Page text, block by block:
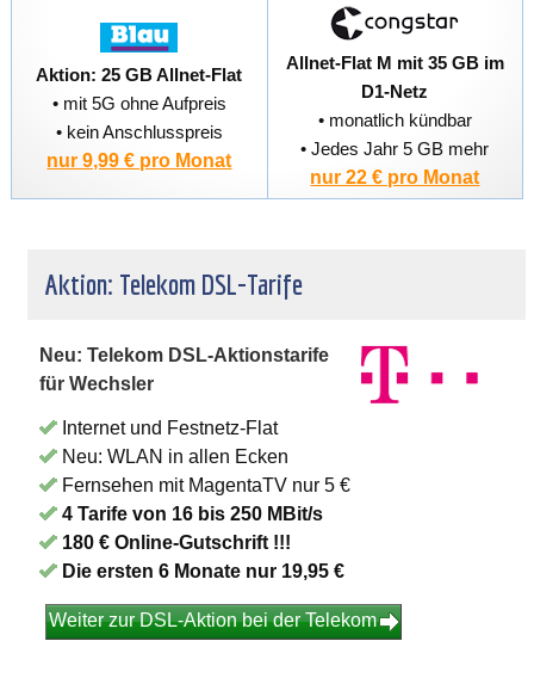
Aktion: 25 GB Allnet-Flat
• mit 5G ohne Aufpreis
• kein Anschlusspreis
nur 9,99 € pro Monat
Allnet-Flat M mit 35 GB im
D1-Netz
• monatlich kündbar
• Jedes Jahr 5 GB mehr
nur 22 € pro Monat
Aktion: Telekom DSL-Tarife
Neu: Telekom DSL-Aktionstarife
für Wechsler
Internet und Festnetz-Flat
Neu: WLAN in allen Ecken
Fernsehen mit MagentaTV nur 5 €
4 Tarife von 16 bis 250 MBit/s
180 € Online-Gutschrift !!!
Die ersten 6 Monate nur 19,95 €
Weiter zur DSL-Aktion bei der Telekom